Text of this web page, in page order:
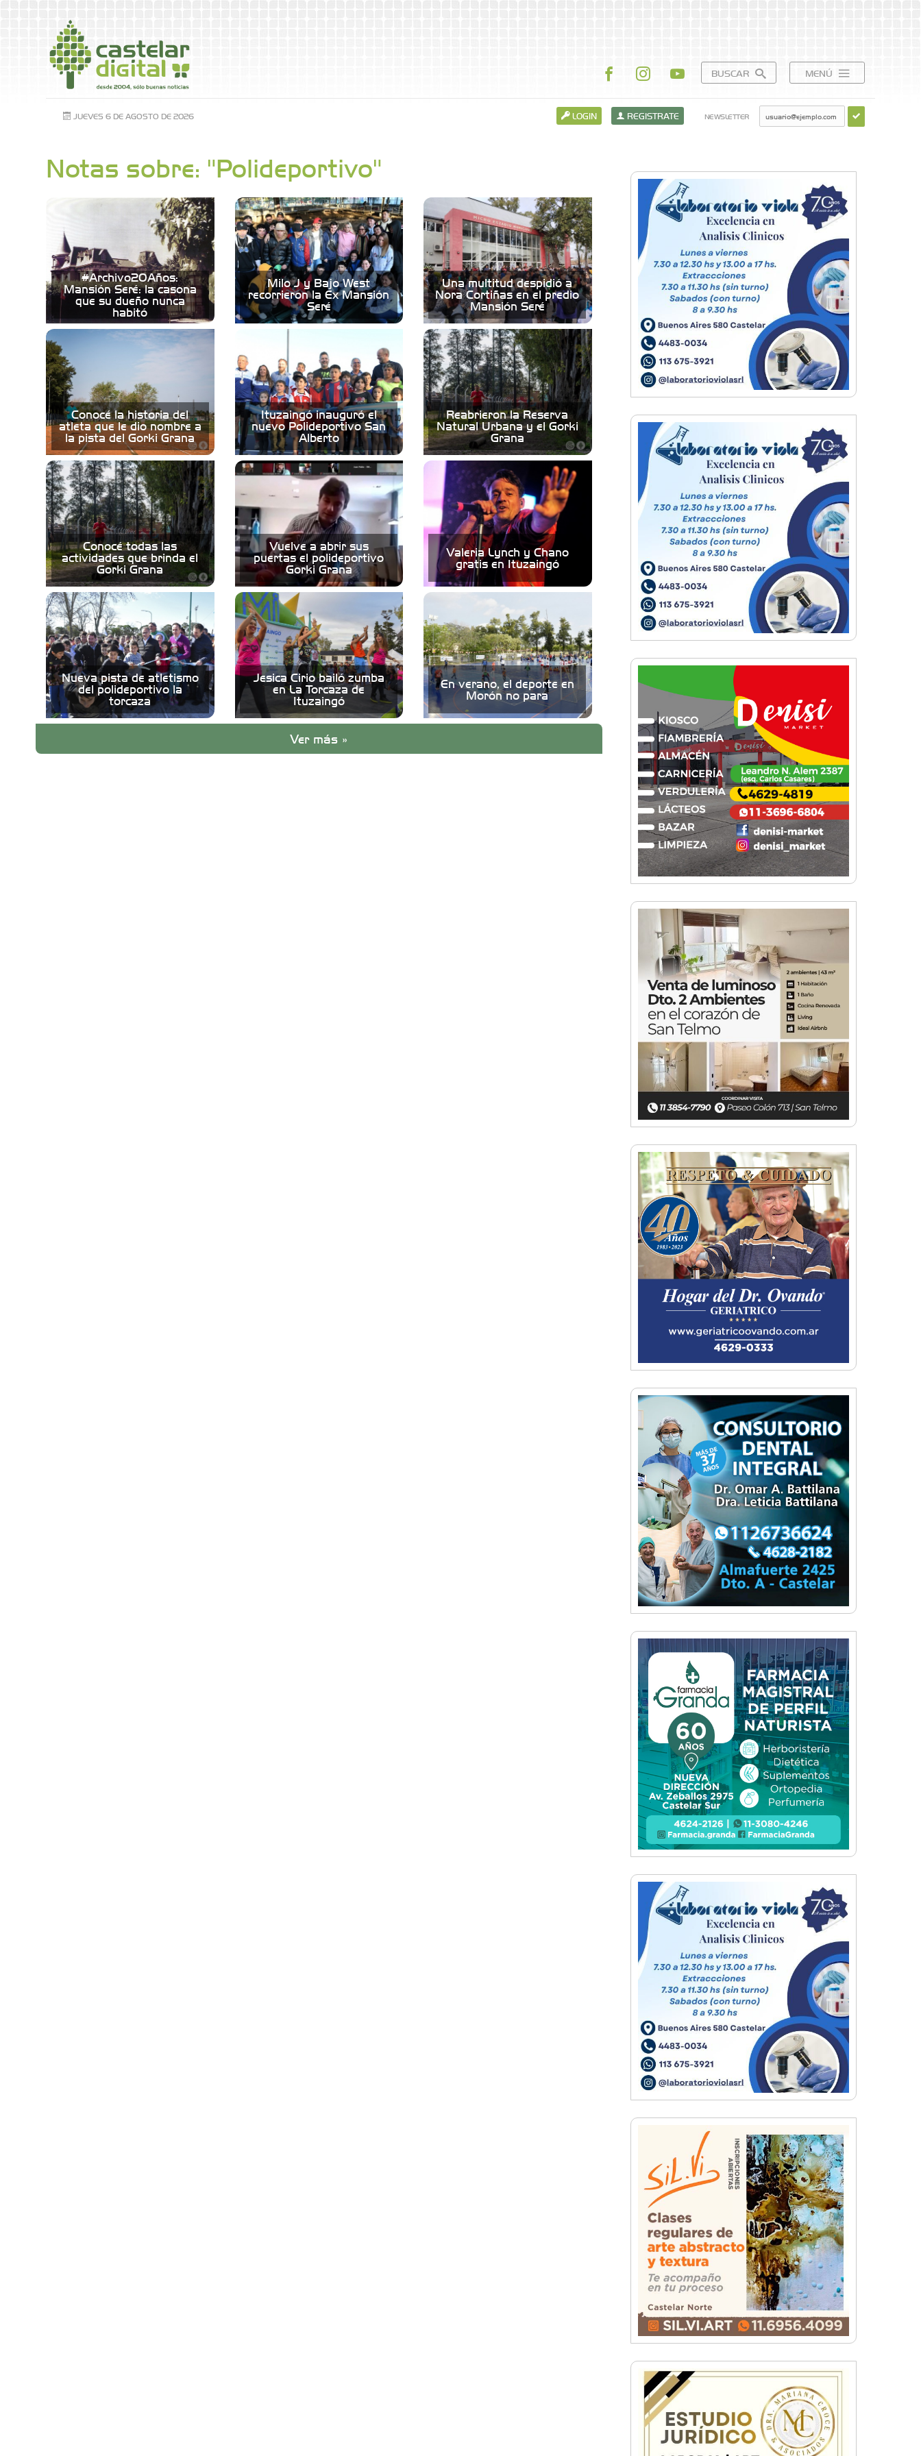
BUSCAR MENÚ
JUEVES 6 DE AGOSTO DE 2026 LOGIN REGISTRATE NEWSLETTER
Notas sobre: "Polideportivo"
#Archivo20Años:
Mansión Seré: la casona
que su dueño nunca
habitó
Milo J y Bajo West
recorrieron la Ex Mansión
Seré
Una multitud despidió a
Nora Cortiñas en el predio
Mansión Seré
Conocé la historia del
atleta que le dio nombre a
la pista del Gorki Grana
Ituzaingó inauguró el
nuevo Polideportivo San
Alberto
Reabrieron la Reserva
Natural Urbana y el Gorki
Grana
Conocé todas las
actividades que brinda el
Gorki Grana
Vuelve a abrir sus
puertas el polideportivo
Gorki Grana
Valeria Lynch y Chano
gratis en Ituzaingó
Nueva pista de atletismo
del polideportivo la
torcaza
Jesica Cirio bailó zumba
en La Torcaza de
Ituzaingó
En verano, el deporte en
Morón no para
Ver más »